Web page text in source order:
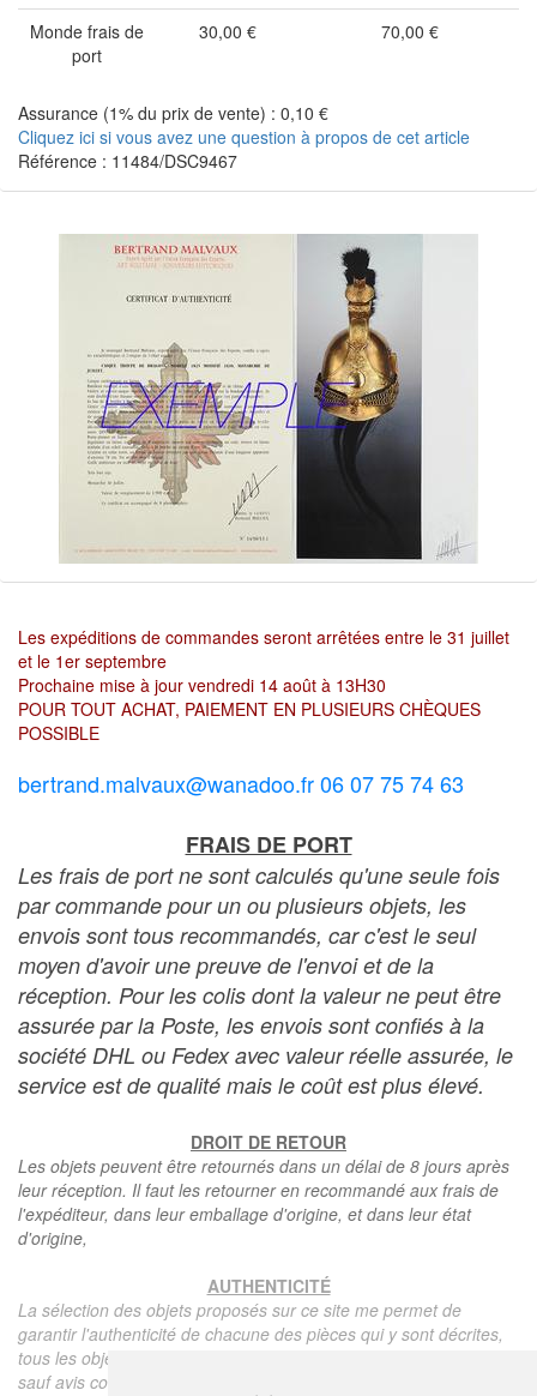
Monde frais de
port
30,00 € 70,00 €
Assurance (1% du prix de vente) : 0,10 €
Cliquez ici si vous avez une question à propos de cet article
Référence : 11484/DSC9467
Les expéditions de commandes seront arrêtées entre le 31 juillet
et le 1er septembre
Prochaine mise à jour vendredi 14 août à 13H30
POUR TOUT ACHAT, PAIEMENT EN PLUSIEURS CHÈQUES
POSSIBLE
bertrand.malvaux@wanadoo.fr 06 07 75 74 63
FRAIS DE PORT
Les frais de port ne sont calculés qu'une seule fois
par commande pour un ou plusieurs objets, les
envois sont tous recommandés, car c'est le seul
moyen d'avoir une preuve de l'envoi et de la
réception. Pour les colis dont la valeur ne peut être
assurée par la Poste, les envois sont confiés à la
société DHL ou Fedex avec valeur réelle assurée, le
service est de qualité mais le coût est plus élevé.
DROIT DE RETOUR
Les objets peuvent être retournés dans un délai de 8 jours après
leur réception. Il faut les retourner en recommandé aux frais de
l'expéditeur, dans leur emballage d'origine, et dans leur état
d'origine,
AUTHENTICITÉ
La sélection des objets proposés sur ce site me permet de
garantir l'authenticité de chacune des pièces qui y sont décrites,
tous les objets proposés sont garantis d'époque et authentiques,
sauf avis contraire ou restriction dans la description.